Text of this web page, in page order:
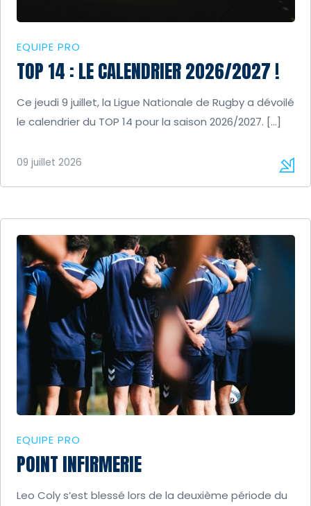
EQUIPE PRO
TOP 14 : LE CALENDRIER 2026/2027 !
Ce jeudi 9 juillet, la Ligue Nationale de Rugby a dévoilé
le calendrier du TOP 14 pour la saison 2026/2027. […]
09 juillet 2026
EQUIPE PRO
POINT INFIRMERIE
Leo Coly s’est blessé lors de la deuxième période du